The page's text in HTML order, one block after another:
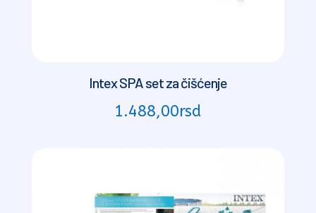
Intex SPA set za čišćenje
1.488,00rsd